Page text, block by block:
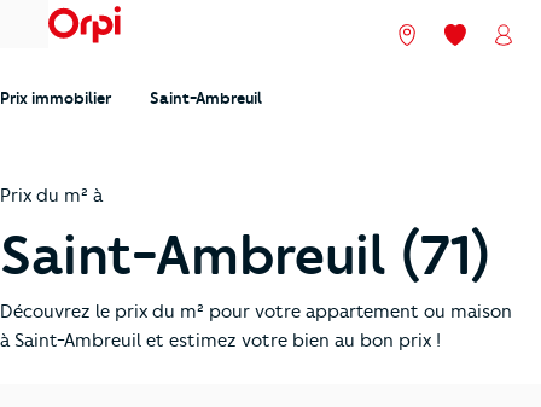
menu Nos agences
Mes
Prix immobilier Saint-Ambreuil
Prix du m² à
Saint-Ambreuil (71)
Découvrez le prix du m² pour votre appartement ou maison
à Saint-Ambreuil et estimez votre bien au bon prix !